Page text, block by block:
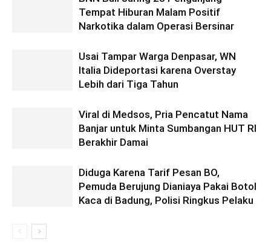
Tempat Hiburan Malam Positif
Narkotika dalam Operasi Bersinar
Usai Tampar Warga Denpasar, WN
Italia Dideportasi karena Overstay
Lebih dari Tiga Tahun
Viral di Medsos, Pria Pencatut Nama
Banjar untuk Minta Sumbangan HUT RI
Berakhir Damai
Diduga Karena Tarif Pesan BO,
Pemuda Berujung Dianiaya Pakai Botol
Kaca di Badung, Polisi Ringkus Pelaku